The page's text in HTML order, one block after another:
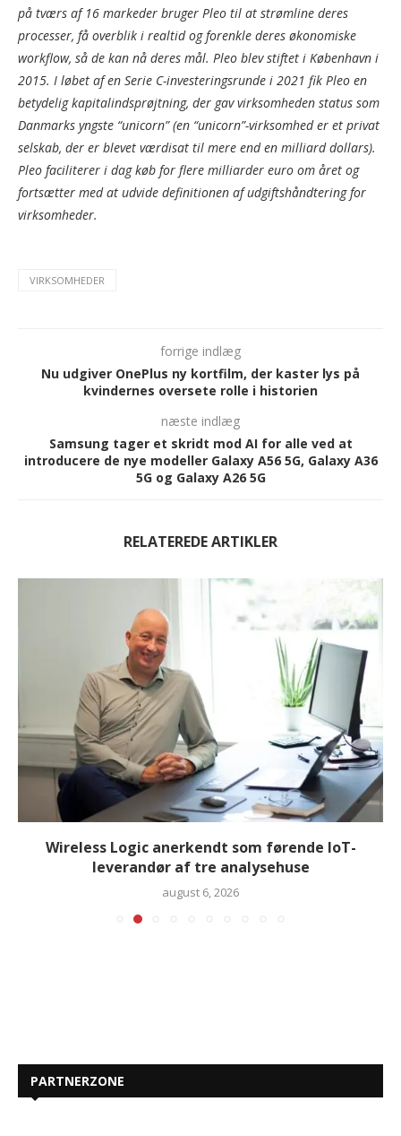
på tværs af 16 markeder bruger Pleo til at strømline deres
processer, få overblik i realtid og forenkle deres økonomiske
workflow, så de kan nå deres mål. Pleo blev stiftet i København i
2015. I løbet af en Serie C-investeringsrunde i 2021 fik Pleo en
betydelig kapitalindsprøjtning, der gav virksomheden status som
Danmarks yngste “unicorn” (en “unicorn”-virksomhed er et privat
selskab, der er blevet værdisat til mere end en milliard dollars).
Pleo faciliterer i dag køb for flere milliarder euro om året og
fortsætter med at udvide definitionen af udgiftshåndtering for
virksomheder.
VIRKSOMHEDER
forrige indlæg
Nu udgiver OnePlus ny kortfilm, der kaster lys på
kvindernes oversete rolle i historien
næste indlæg
Samsung tager et skridt mod AI for alle ved at
introducere de nye modeller Galaxy A56 5G, Galaxy A36
5G og Galaxy A26 5G
RELATEREDE ARTIKLER
Wireless Logic anerkendt som førende IoT-
leverandør af tre analysehuse
august 6, 2026
PARTNERZONE